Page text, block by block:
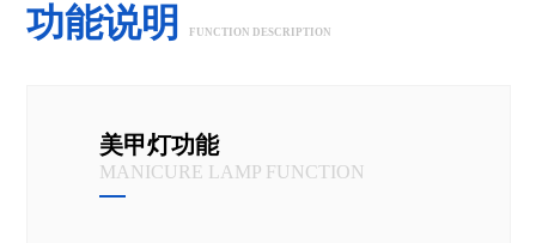
功能说明 FUNCTION DESCRIPTION
美甲灯功能
MANICURE LAMP FUNCTION